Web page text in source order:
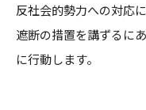
反社会的勢力への対応
遮断の措置を講ずるに
に行動します。